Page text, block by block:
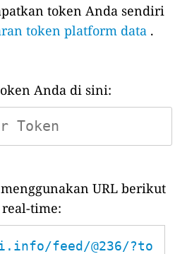
token Anda sendiri
token platform data .
Anda di sini:
URL berikut
time:
feed/@236/?to